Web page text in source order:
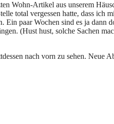
Wohn-Artikel aus unserem
total vergessen hatte, dass ich
paar Wochen sind es ja dann
(Hust hust, solche Sachen
nach vorn zu sehen. Neue